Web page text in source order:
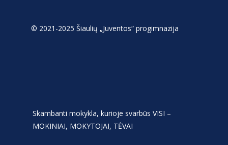
© 2021-2025 Šiaulių „Juventos“ progimnazija
Skambanti mokykla, kurioje svarbūs VISI –
MOKINIAI, MOKYTOJAI, TĖVAI